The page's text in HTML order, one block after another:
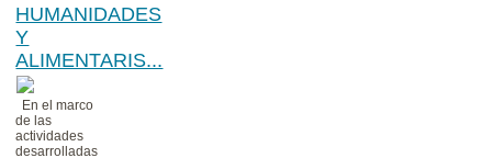
HUMANIDADES
Y
ALIMENTARIS...
En el marco
de las
actividades
desarrolladas